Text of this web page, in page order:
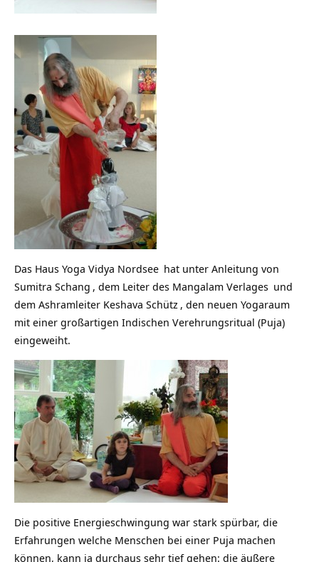
Das Haus Yoga Vidya Nordsee hat unter Anleitung von
Sumitra Schang , dem Leiter des Mangalam Verlages und
dem Ashramleiter Keshava Schütz , den neuen Yogaraum
mit einer großartigen Indischen Verehrungsritual (Puja)
eingeweiht.
Die positive Energieschwingung war stark spürbar, die
Erfahrungen welche Menschen bei einer Puja machen
können, kann ja durchaus sehr tief gehen: die äußere